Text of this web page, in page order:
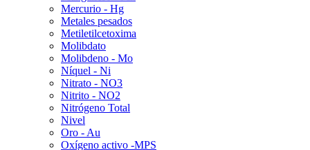
Mercurio - Hg
Metales pesados
Metiletilcetoxima
Molibdato
Molibdeno - Mo
Níquel - Ni
Nitrato - NO3
Nitrito - NO2
Nitrógeno Total
Nivel
Oro - Au
Oxígeno activo -MPS